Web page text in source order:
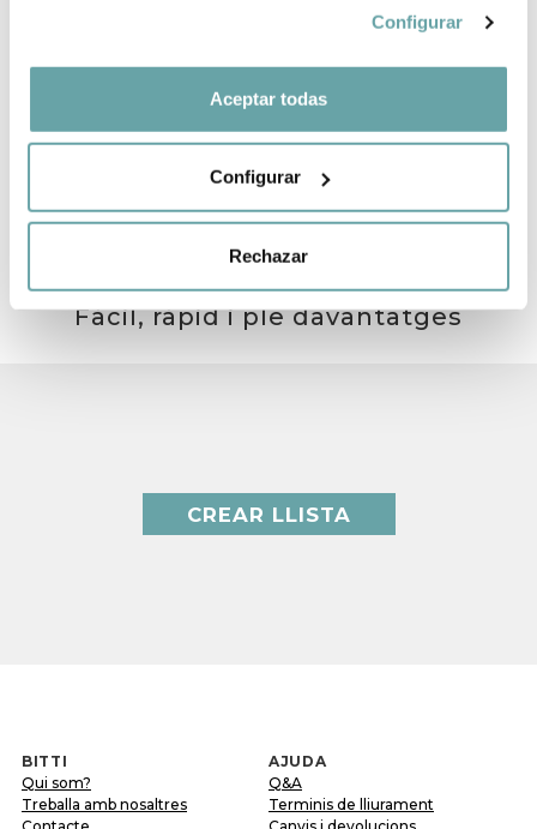
Configurar
Aceptar todas
Configurar
Rechazar
ALTRES CLIENTS TAMBÉ VAN VEURE
CREA LA TEVA LLISTA NADÓ
Fàcil, ràpid i ple davantatges
CREAR LLISTA
BITTI
Qui som?
Treballa amb nosaltres
AJUDA
Q&A
Terminis de lliurament